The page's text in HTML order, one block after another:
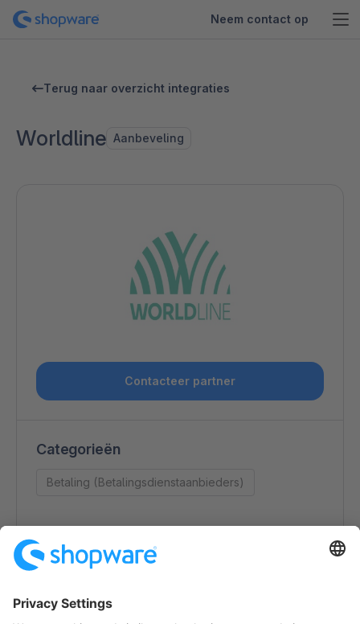
Neem contact op
Terug naar overzicht integraties
Worldline Aanbeveling
Contacteer partner
Categorieën
Betaling (Betalingsdienstaanbieders)
Contactgegevens
Kristy Dong
1930 Zaventem